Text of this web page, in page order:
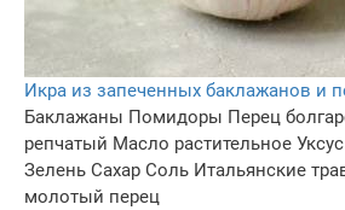
Икра из запеченных баклажанов и
Баклажаны Помидоры Перец
репчатый Масло растительное
Зелень Сахар Соль Итальянские
молотый перец